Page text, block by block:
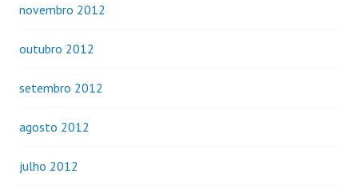
novembro 2012
outubro 2012
setembro 2012
agosto 2012
julho 2012